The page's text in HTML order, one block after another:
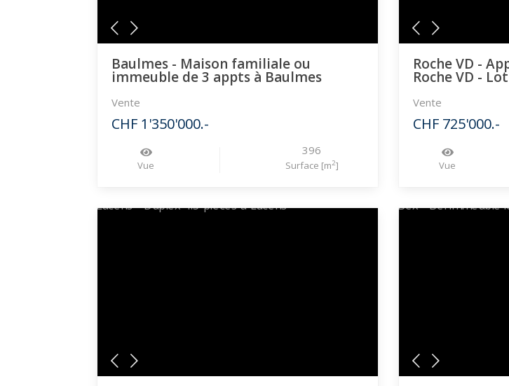
Baulmes - Maison familiale ou
immeuble de 3 appts à Baulmes
Vente
CHF 1'350'000.-
Vue
396
Surface [m2]
Roche VD -
Roche VD -
Vente
CHF 725'000.-
Vue